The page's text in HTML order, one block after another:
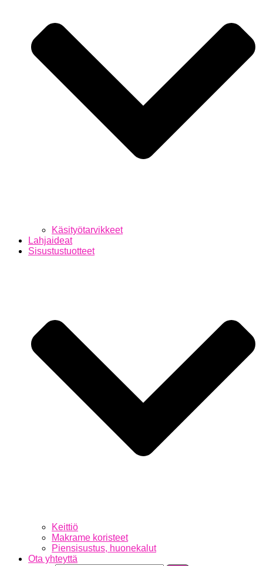
Käsityötarvikkeet
Lahjaideat
Sisustustuotteet
Keittiö
Makrame koristeet
Piensisustus, huonekalut
Ota yhteyttä